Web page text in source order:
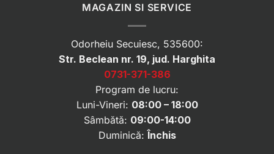
MAGAZIN SI SERVICE
Odorheiu Secuiesc, 535600:
Str. Beclean nr. 19, jud. Harghita
0731-371-386
Program de lucru:
Luni-Vineri: 08:00 – 18:00
Sâmbătă: 09:00-14:00
Duminică:Închis